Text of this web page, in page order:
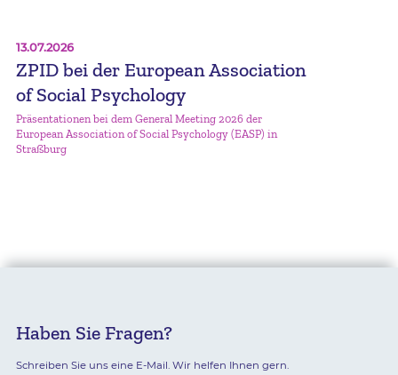
13.07.2026
ZPID bei der European Association
of Social Psychology
Präsentationen bei dem General Meeting 2026 der
European Association of Social Psychology (EASP) in
Straßburg
Haben Sie Fragen?
Schreiben Sie uns eine E-Mail. Wir helfen Ihnen gern.